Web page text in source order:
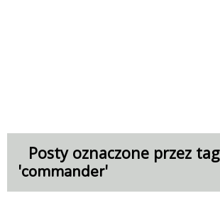
Posty oznaczone przez tag
'commander'